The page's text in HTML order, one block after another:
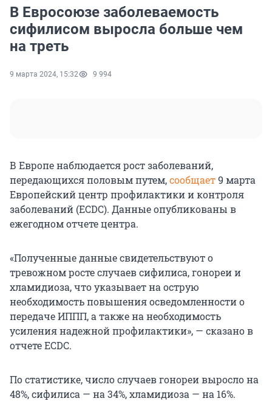
В Евросоюзе заболеваемость
сифилисом выросла больше чем
на треть
9 марта 2024, 15:32 9 994
В Европе наблюдается рост заболеваний,
передающихся половым путем,сообщает9 марта
Европейский центр профилактики и контроля
заболеваний (ECDC). Данные опубликованы в
ежегодном отчете центра.
«Полученные данные свидетельствуют о
тревожном росте случаев сифилиса, гонореи и
хламидиоза, что указывает на острую
необходимость повышения осведомленности о
передаче ИППП, а также на необходимость
усиления надежной профилактики», — сказано в
отчете ECDC.
По статистике, число случаев гонореи выросло на
48%, сифилиса — на 34%, хламидиоза — на 16%.